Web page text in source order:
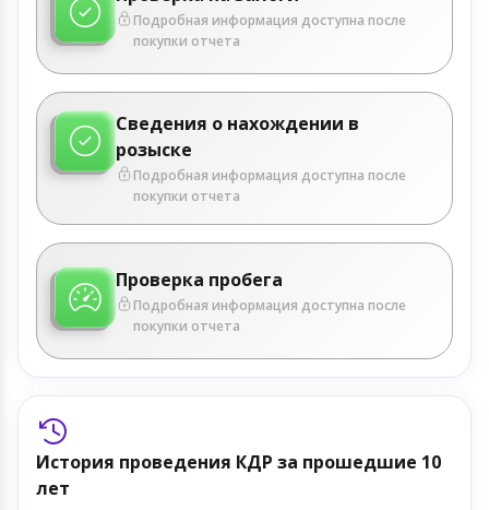
Подробная информация доступна после
покупки отчета
Сведения о нахождении в
розыске
Подробная информация доступна после
покупки отчета
Проверка пробега
Подробная информация доступна после
покупки отчета
История проведения КДР за прошедшие 10
лет